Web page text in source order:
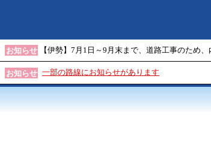
お知らせ 【伊勢】7月1日～9月末まで、道路工事のため
お知らせ 一部の路線にお知らせがあります